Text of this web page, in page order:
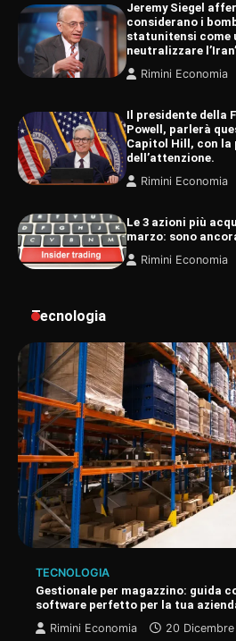
Jeremy Siegel
considerano i
statunitensi come
neutralizzare
Rimini Economia
Il presidente della
Powell, parlerà
Capitol Hill, con
dell’attenzione.
Rimini Economia
Le 3 azioni più
marzo: sono
Rimini Economia
Tecnologia
TECNOLOGIA
Gestionale per magazzino: guida
software perfetto per la tua
Rimini Economia
20